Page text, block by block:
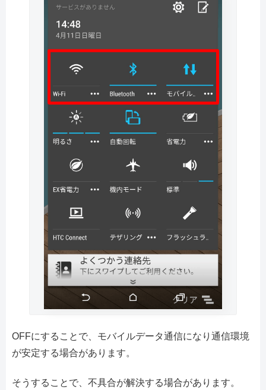
OFFにすることで、モバイルデータ通信になり通信環境
が安定する場合があります。
そうすることで、不具合が解決する場合があります。